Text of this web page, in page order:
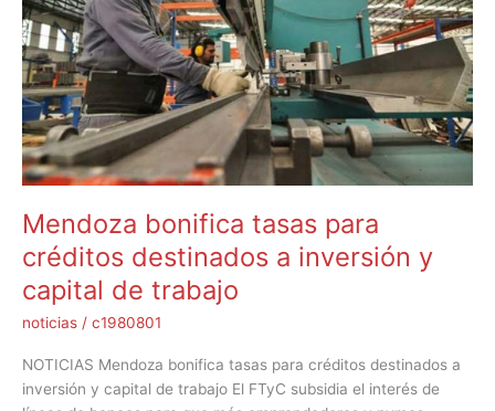
Mendoza bonifica tasas para
créditos destinados a inversión y
capital de trabajo
noticias / c1980801
NOTICIAS Mendoza bonifica tasas para créditos destinados a
inversión y capital de trabajo El FTyC subsidia el interés de
destinados
a
inversión
y
capital
de
trabajo